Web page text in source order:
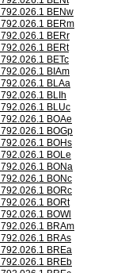
792.026.1 BENw
792.026.1 BERm
792.026.1 BERr
792.026.1 BERt
792.026.1 BETc
792.026.1 BIAm
792.026.1 BLAa
792.026.1 BLIh
792.026.1 BLUc
792.026.1 BOAe
792.026.1 BOGp
792.026.1 BOHs
792.026.1 BOLe
792.026.1 BONa
792.026.1 BONc
792.026.1 BORc
792.026.1 BORt
792.026.1 BOWl
792.026.1 BRAm
792.026.1 BRAs
792.026.1 BREa
792.026.1 BREb